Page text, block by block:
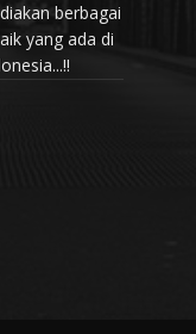
berbagai
yang ada di